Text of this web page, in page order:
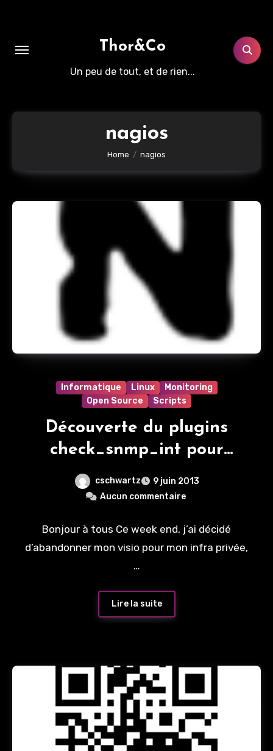
Thor&Co
Un peu de tout, et de rien...
nagios
Home nagios
Informatique Linux
Monitoring
Open Source
Scripts
Découverte du plugins
check_snmp_int pour
cschwartz
9 juin 2013
Aucun commentaire
Bonjour à tous Ce week end, j’ai décidé
d’abandonner mon visio pour mon infra privée,
…
Lire la suite